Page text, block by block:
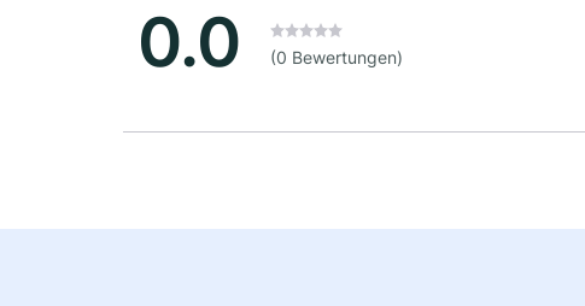
0.0 (0 Bewertungen)